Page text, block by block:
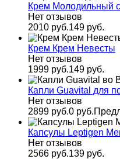
Крем Молодильный
Нет отзывов
2010 руб.149 руб.
Крем Крем Невесты
Нет отзывов
1999 руб.149 руб.
Капли Guavital для
Нет отзывов
2899 руб.0 руб.
Капсулы Leptigen
Нет отзывов
2566 руб.139 руб.